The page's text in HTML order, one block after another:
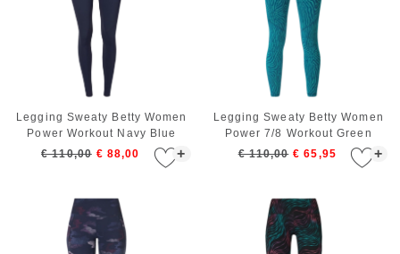
+
Legging Sweaty Betty Women
Power Workout Navy Blue
€ 110,00 € 88,00 +
Legging Sweaty Betty Women
Power 7/8 Workout Green
Linear Zebra
€ 110,00 € 65,95